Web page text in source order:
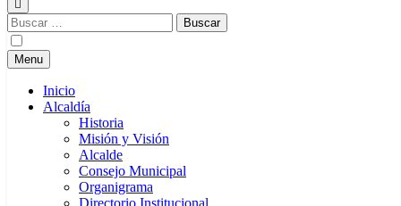
Buscar:
Menu
Inicio
Alcaldía
Historia
Misión y Visión
Alcalde
Consejo Municipal
Organigrama
Directorio Institucional